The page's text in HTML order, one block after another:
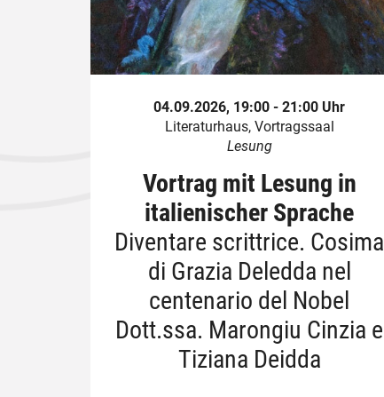
04.09.2026, 19:00 - 21:00 Uhr
Literaturhaus, Vortragssaal
Lesung
Vortrag mit Lesung in
italienischer Sprache
Diventare scrittrice. Cosima
di Grazia Deledda nel
centenario del Nobel
Dott.ssa. Marongiu Cinzia e
Tiziana Deidda